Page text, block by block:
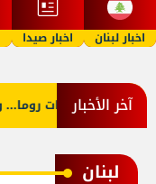
اخبار لبنان اخبار صيدا
آخر الأخبار
في مفاوضات روما...
لبنان